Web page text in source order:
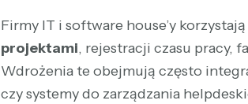
Firmy IT i software house’y korzystają
projektami, rejestracji czasu pracy,
Wdrożenia te obejmują często
czy systemy do zarządzania